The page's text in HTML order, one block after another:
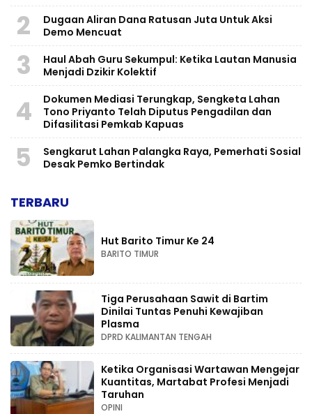
2
Dugaan Aliran Dana Ratusan Juta Untuk Aksi
Demo Mencuat
3
Haul Abah Guru Sekumpul: Ketika Lautan Manusia
Menjadi Dzikir Kolektif
4
​Dokumen Mediasi Terungkap, Sengketa Lahan
Tono Priyanto Telah Diputus Pengadilan dan
Difasilitasi Pemkab Kapuas
5
Sengkarut Lahan Palangka Raya, Pemerhati Sosial
Desak Pemko Bertindak
TERBARU
Hut Barito Timur Ke 24
BARITO TIMUR
Tiga Perusahaan Sawit di Bartim
Dinilai Tuntas Penuhi Kewajiban
Plasma
DPRD KALIMANTAN TENGAH
Ketika Organisasi Wartawan Mengejar
Kuantitas, Martabat Profesi Menjadi
Taruhan
OPINI